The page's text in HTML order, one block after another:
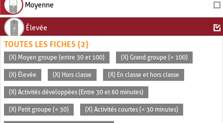
Moyenne
Élevée
TOUTES LES FICHES (2)
(X) Moyen groupe (entre 30 et 100) (X) Grand groupe (> 100)
(X) Élevée (X) Hors classe (X) En classe et hors classe
(X) Activités développées (Entre 30 et 60 minutes)
(X) Petit groupe (< 30) (X) Activités courtes (< 30 minutes)